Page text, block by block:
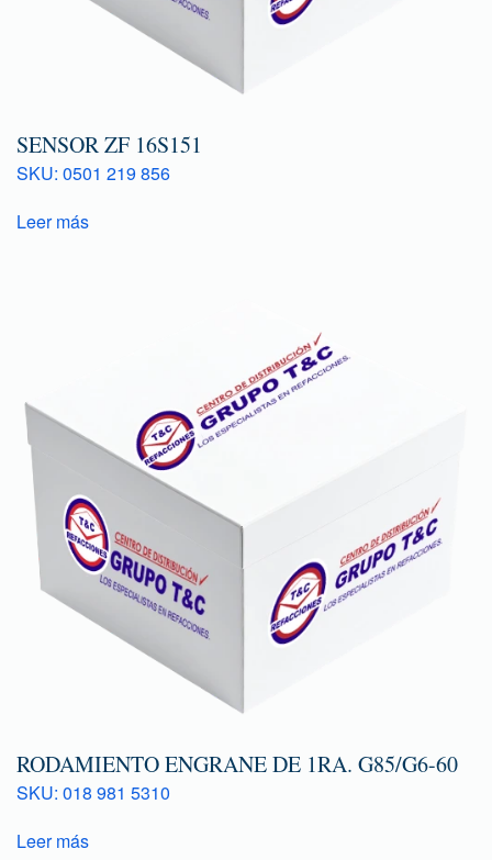
SENSOR ZF 16S151
SKU: 0501 219 856
Leer más
RODAMIENTO ENGRANE DE 1RA. G85/G6-60
SKU: 018 981 5310
Leer más